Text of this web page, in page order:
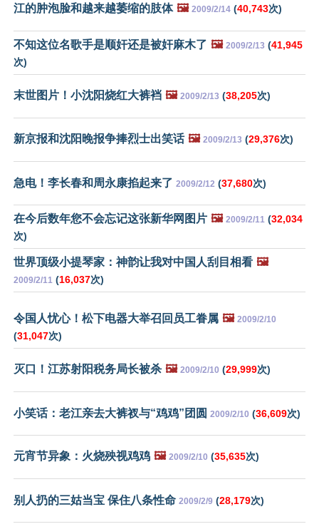
江的肿泡脸和越来越萎缩的肢体 🖼️ 2009/2/14 (40,743次)
不知这位名歌手是顺奸还是被奸麻木了 🖼️ 2009/2/13 (41,945
次)
末世图片！小沈阳烧红大裤裆 🖼️ 2009/2/13 (38,205次)
新京报和沈阳晚报争捧烈士出笑话 🖼️ 2009/2/13 (29,376次)
急电！李长春和周永康掐起来了 2009/2/12 (37,680次)
在今后数年您不会忘记这张新华网图片 🖼️ 2009/2/11 (32,034
次)
世界顶级小提琴家：神韵让我对中国人刮目相看 🖼️
2009/2/11 (16,037次)
令国人忧心！松下电器大举召回员工眷属 🖼️ 2009/2/10
(31,047次)
灭口！江苏射阳税务局长被杀 🖼️ 2009/2/10 (29,999次)
小笑话：老江亲去大裤衩与“鸡鸡”团圆 2009/2/10 (36,609次)
元宵节异象：火烧殃视鸡鸡 🖼️ 2009/2/10 (35,635次)
别人扔的三姑当宝 保住八条性命 2009/2/9 (28,179次)